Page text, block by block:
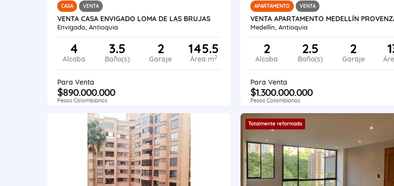
CASA VENTA
VENTA CASA ENVIGADO LOMA DE LAS BRUJAS
Envigado, Antioquia
4
Alcoba
3.5
Baño(s)
2
Garaje
145.5
Área m2
Para Venta
$890.000.000
Pesos Colombianos
APARTAMENTO VENTA
Medellín, Antioquia
2
Alcoba
2.5
Baño(s)
2
Garaje
Para Venta
$1.300.000.000
Pesos Colombianos
Totalmente reformado